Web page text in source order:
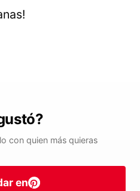
con quien más quieras
en